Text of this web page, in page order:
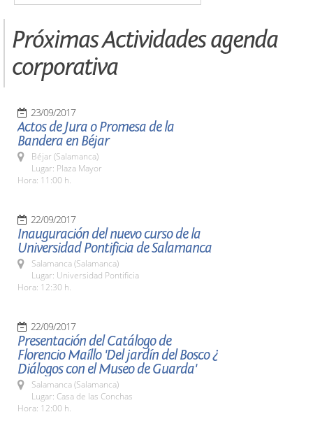
Próximas Actividades agenda
corporativa
23/09/2017
Actos de Jura o Promesa de la
Bandera en Béjar
Béjar (Salamanca)
Lugar: Plaza Mayor
Hora: 11:00 h.
22/09/2017
Inauguración del nuevo curso de la
Universidad Pontificia de Salamanca
Salamanca (Salamanca)
Lugar: Universidad Pontificia
Hora: 12:30 h.
22/09/2017
Presentación del Catálogo de
Florencio Maíllo 'Del jardín del Bosco ¿
Diálogos con el Museo de Guarda'
Salamanca (Salamanca)
Lugar: Casa de las Conchas
Hora: 12:00 h.